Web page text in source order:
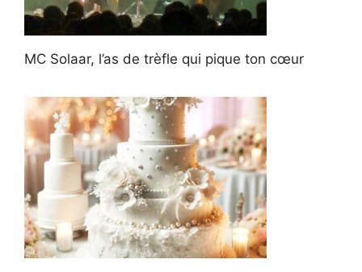
MC Solaar, l’as de trèfle qui pique ton cœur